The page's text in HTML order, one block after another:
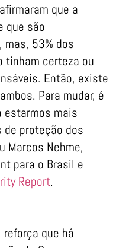
que a
que são
mas, 53% dos
tinham certeza ou
Então, existe
Para mudar, é
estarmos mais
proteção dos
Marcos Nehme,
para o Brasil e
Report.
reforça que há